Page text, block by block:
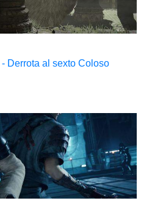
Derrota al sexto Coloso